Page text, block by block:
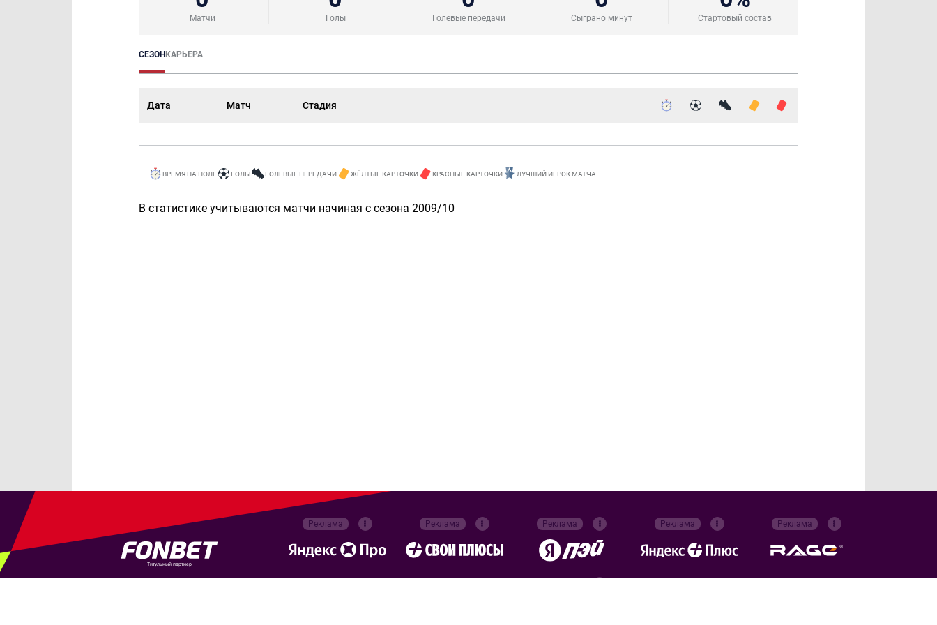
Матчи Голы Голевые передачи Сыграно минут Стартовый состав
СЕЗОНКАРЬЕРА
Дата Матч Стадия
ВРЕМЯ НА ПОЛЕ ГОЛЫ ГОЛЕВЫЕ ПЕРЕДАЧИ ЖЁЛТЫЕ КАРТОЧКИ КРАСНЫЕ КАРТОЧКИ ЛУЧШИЙ ИГРОК МАТЧА
В статистике учитываются матчи начиная с сезона 2009/10
Титульный партнер
Реклама Реклама Реклама Реклама Реклама